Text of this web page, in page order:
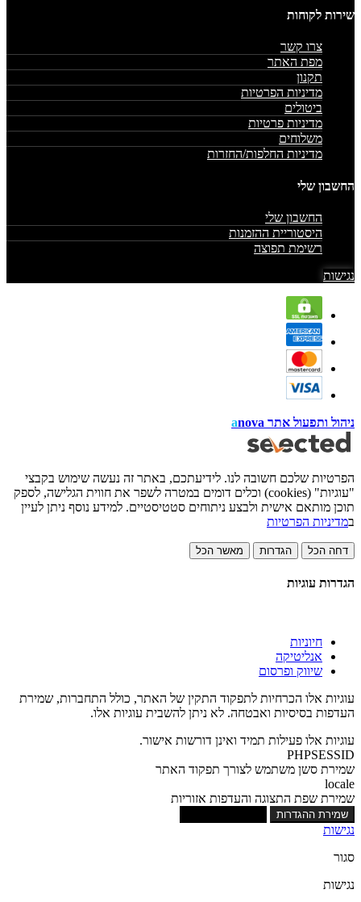
שירות לקוחות
צרו קשר
מפת האתר
תקנון
מדיניות הפרטיות
ביטולים
מדיניות פרטיות
משלוחים
מדיניות החלפות/החזרות
החשבון שלי
החשבון שלי
היסטוריית ההזמנות
רשימת תפוצה
נגישות
ניהול ותפעול אתר anova
הפרטיות שלכם חשובה לנו. לידיעתכם, באתר זה נעשה שימוש בקבצי
"עוגיות" (cookies) וכלים דומים במטרה לשפר את חווית הגלישה, לספק
תוכן מותאם אישית ולבצע ניתוחים סטטיסטיים. למידע נוסף ניתן לעיין
במדיניות הפרטיות
דחה הכל הגדרות מאשר הכל
הגדרות עוגיות
חיוניות
אנליטיקה
שיווק ופרסום
עוגיות אלו הכרחיות לתפקוד התקין של האתר, כולל התחברות, שמירת
העדפות בסיסיות ואבטחה. לא ניתן להשבית עוגיות אלו.
עוגיות אלו פעילות תמיד ואינן דורשות אישור.
PHPSESSID
שמירת סשן משתמש לצורך תפקוד האתר
locale
שמירת שפת התצוגה והעדפות אזוריות
שמירת ההגדרות
נגישות
סגור
נגישות